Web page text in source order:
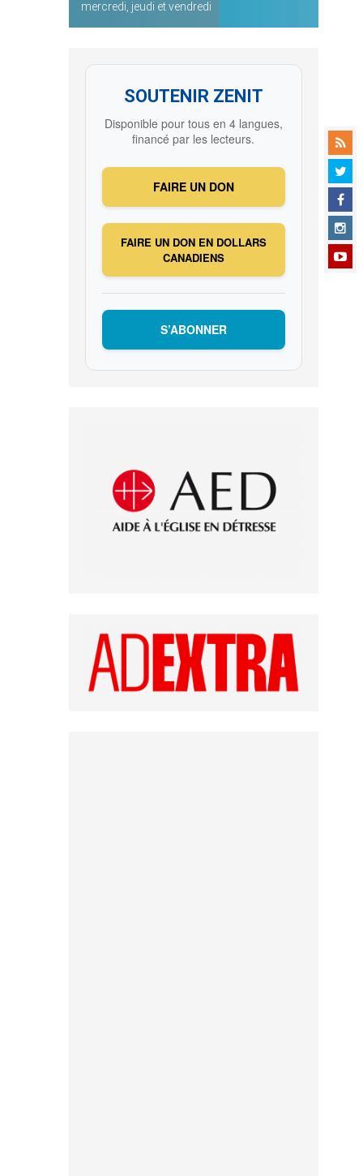
mercredi, jeudi et vendredi
SOUTENIR ZENIT
Disponible pour tous en 4 langues,
financé par les lecteurs.
FAIRE UN DON
FAIRE UN DON EN DOLLARS
CANADIENS
S’ABONNER